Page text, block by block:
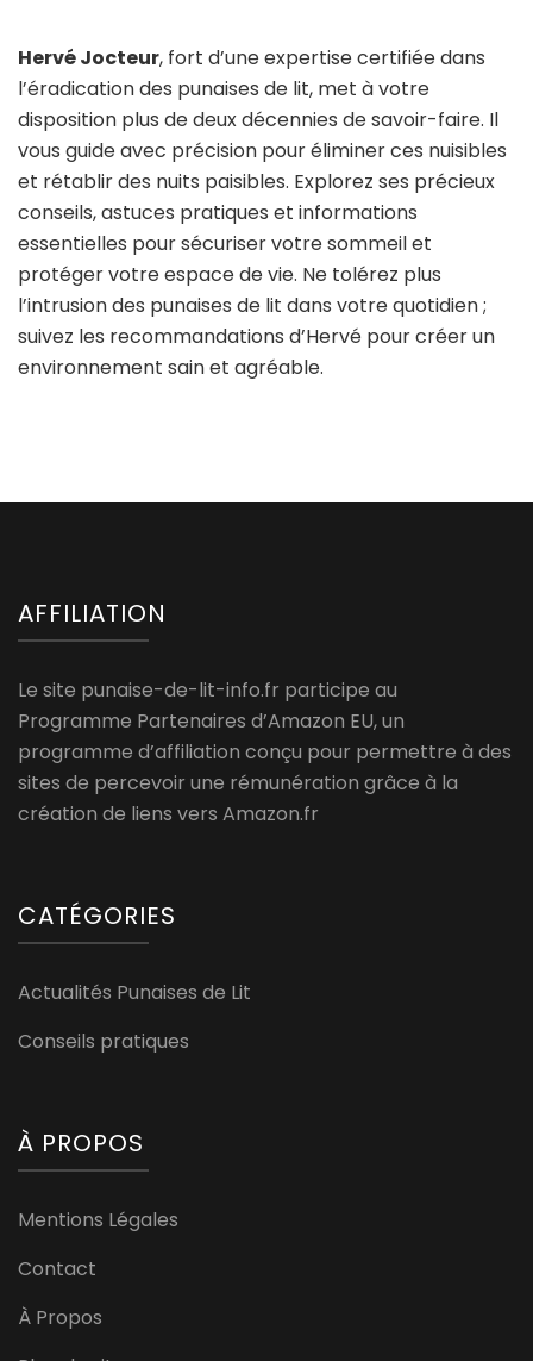
Hervé Jocteur, fort d’une expertise certifiée dans
l’éradication des punaises de lit, met à votre
disposition plus de deux décennies de savoir-faire. Il
vous guide avec précision pour éliminer ces nuisibles
et rétablir des nuits paisibles. Explorez ses précieux
conseils, astuces pratiques et informations
essentielles pour sécuriser votre sommeil et
protéger votre espace de vie. Ne tolérez plus
l’intrusion des punaises de lit dans votre quotidien ;
suivez les recommandations d’Hervé pour créer un
environnement sain et agréable.
AFFILIATION
Le site punaise-de-lit-info.fr participe au
Programme Partenaires d’Amazon EU, un
programme d’affiliation conçu pour permettre à des
sites de percevoir une rémunération grâce à la
création de liens vers Amazon.fr
CATÉGORIES
Actualités Punaises de Lit
Conseils pratiques
À PROPOS
Mentions Légales
Contact
À Propos